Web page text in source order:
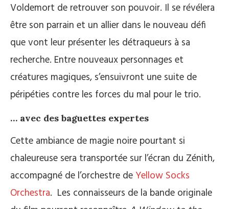
Voldemort de retrouver son pouvoir. Il se révélera
être son parrain et un allier dans le nouveau défi
que vont leur présenter les détraqueurs à sa
recherche. Entre nouveaux personnages et
créatures magiques, s’ensuivront une suite de
péripéties contre les forces du mal pour le trio.
… avec des baguettes expertes
Cette ambiance de magie noire pourtant si
chaleureuse sera transportée sur l’écran du Zénith,
accompagné de l’orchestre de Yellow Socks
Orchestra. Les connaisseurs de la bande originale